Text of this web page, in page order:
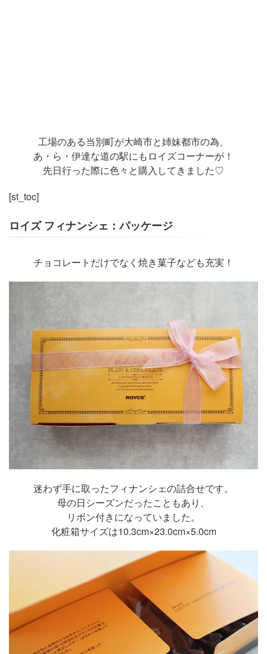
工場のある当別町が大崎市と姉妹都市の為、
あ・ら・伊達な道の駅にもロイズコーナーが！
先日行った際に色々と購入してきました♡
[st_toc]
ロイズ フィナンシェ：パッケージ
チョコレートだけでなく焼き菓子なども充実！
迷わず手に取ったフィナンシェの詰合せです。
母の日シーズンだったこともあり、
リボン付きになっていました。
化粧箱サイズは10.3cm×23.0cm×5.0cm